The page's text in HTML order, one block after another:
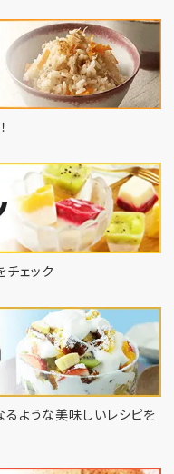
ェック
るような美味しいレシピを